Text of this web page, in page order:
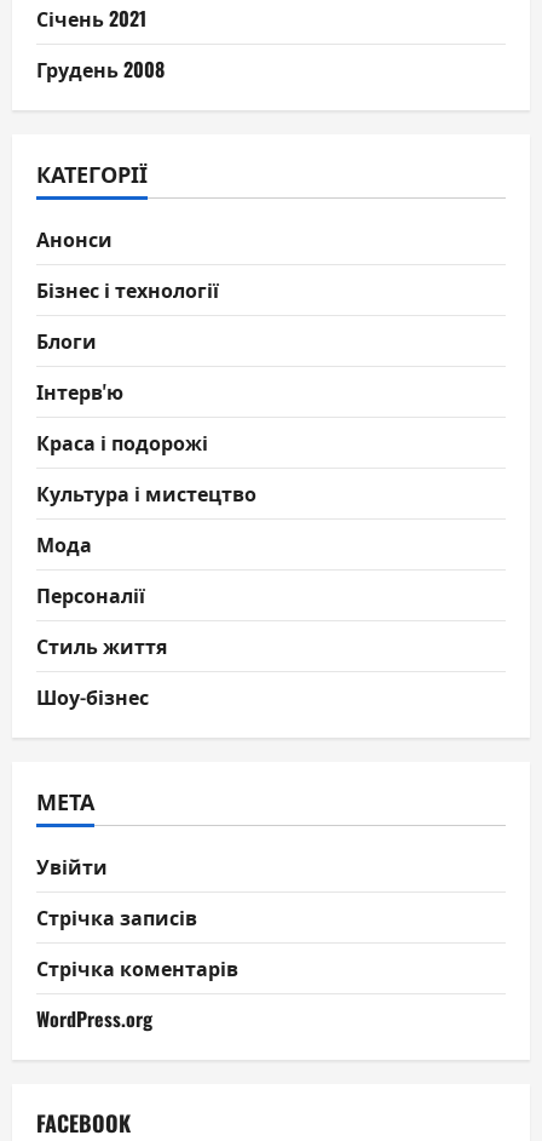
Січень 2021
Грудень 2008
КАТЕГОРІЇ
Анонси
Бізнес і технології
Блоги
Інтерв'ю
Краса і подорожі
Культура і мистецтво
Мода
Персоналії
Стиль життя
Шоу-бізнес
МЕТА
Увійти
Стрічка записів
Стрічка коментарів
WordPress.org
FACEBOOK